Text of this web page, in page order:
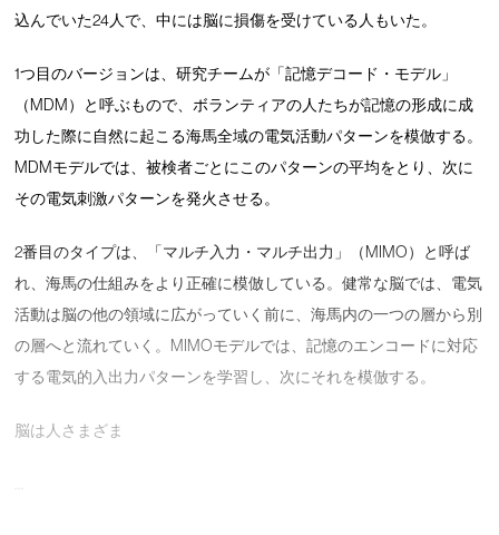
込んでいた24人で、中には脳に損傷を受けている人もいた。
1つ目のバージョンは、研究チームが「記憶デコード・モデル」
（MDM）と呼ぶもので、ボランティアの人たちが記憶の形成に成
功した際に自然に起こる海馬全域の電気活動パターンを模倣する。
MDMモデルでは、被検者ごとにこのパターンの平均をとり、次に
その電気刺激パターンを発火させる。
2番目のタイプは、「マルチ入力・マルチ出力」（MIMO）と呼ば
れ、海馬の仕組みをより正確に模倣している。健常な脳では、電気
活動は脳の他の領域に広がっていく前に、海馬内の一つの層から別
の層へと流れていく。MIMOモデルでは、記憶のエンコードに対応
する電気的入出力パターンを学習し、次にそれを模倣する。
脳は人さまざま